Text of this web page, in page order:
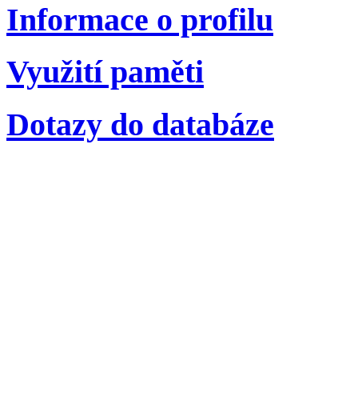
Informace o profilu
Využití paměti
Dotazy do databáze